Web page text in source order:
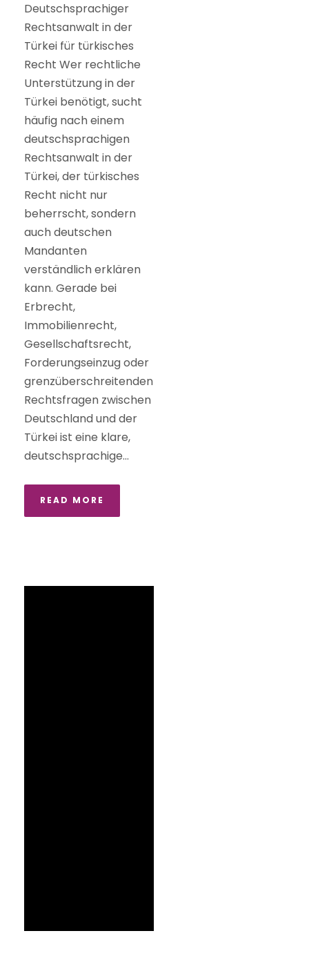
Deutschsprachiger
Rechtsanwalt in der
Türkei für türkisches
Recht Wer rechtliche
Unterstützung in der
Türkei benötigt, sucht
häufig nach einem
deutschsprachigen
Rechtsanwalt in der
Türkei, der türkisches
Recht nicht nur
beherrscht, sondern
auch deutschen
Mandanten
verständlich erklären
kann. Gerade bei
Erbrecht,
Immobilienrecht,
Gesellschaftsrecht,
Forderungseinzug oder
grenzüberschreitenden
Rechtsfragen zwischen
Deutschland und der
Türkei ist eine klare,
deutschsprachige...
READ MORE